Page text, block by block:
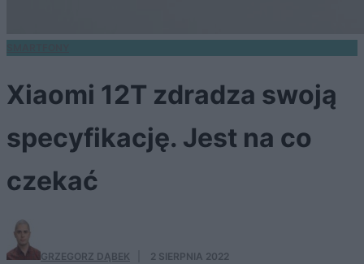
Xiaomi 12T zdradza swoją
specyfikację. Jest na co
czekać
GRZEGORZ DĄBEK 2 SIERPNIA 2022